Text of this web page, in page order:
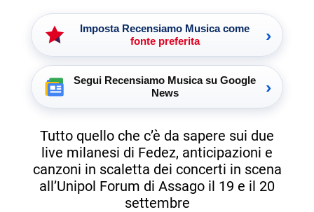
Imposta Recensiamo Musica come
fonte preferita
›
Segui Recensiamo Musica su Google
News
›
Tutto quello che c’è da sapere sui due
live milanesi di Fedez, anticipazioni e
canzoni in scaletta dei concerti in scena
all’Unipol Forum di Assago il 19 e il 20
settembre